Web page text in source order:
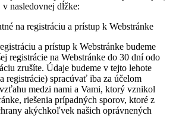
nasledovnej dĺžke:
na registráciu a prístup k Webstránke
a prístup k Webstránke budeme
registrácie na Webstránke do 30 dní odo
zrušíte. Údaje budeme v tejto lehote
registrácie) spracúvať iba za účelom
medzi nami a Vami, ktorý vznikol
riešenia prípadných sporov, ktoré z
akýchkoľvek našich oprávnených